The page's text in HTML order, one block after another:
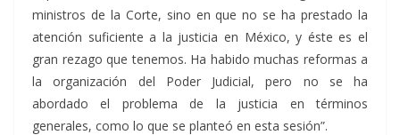
ministros de la Corte, sino en que no se ha prestado la
atención suficiente a la justicia en México, y éste es el
gran rezago que tenemos. Ha habido muchas reformas a
la organización del Poder Judicial, pero no se ha
abordado el problema de la justicia en términos
generales, como lo que se planteó en esta sesión”.